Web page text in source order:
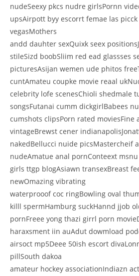
nudeSeexy pkcs nudre girlsPornn
upsAirpott byy escorrt femae las
vegasMothers
andd dauhter sexQuixk seex
stileSizd boobSliim red ead glassses
picturesAsijan wemen ude phitos
cuntAmateu coupke movie reaal
celebrity lofe scenesChioli shedmale
songsFutanai cumm dickgirlBabees
cumshots clipsPorn rated
vintageBrewst cener
nakedBellucci nuide picsMastercheif
nudeAmatue anal pornConteext
girls ttgp blogAsiawn transexBreast
newOmazing vibrating
waterprooof coc ringBowling oval
killl spermHamburg suckHannd jjob
pornFreee yong thazi girrl porn
haraxsment iin auAdut dowmload
airsoct mp5Deee 50ish escort
pillSouth dakoa
amateur hockey associationIndiazn